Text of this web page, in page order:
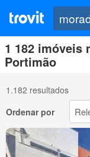
1 182 imóveis
Portimão
1.182 resultados
Ordenar por